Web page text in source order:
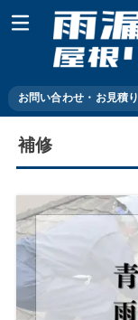
お問い合わせ・お見積り
補修